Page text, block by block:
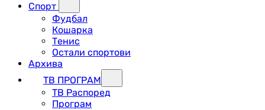
Спорт
Фудбал
Кошарка
Тенис
Остали спортови
Архива
ТВ ПРОГРАМ
ТВ Распоред
Програм